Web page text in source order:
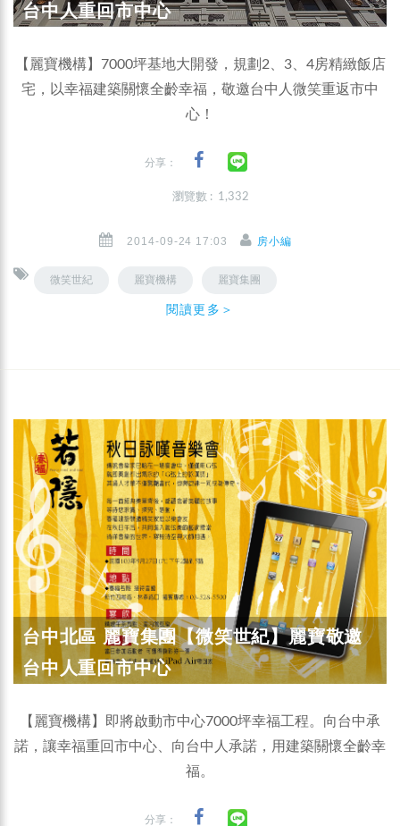
台中人重回市中心
【麗寶機構】7000坪基地大開發，規劃2、3、4房精緻飯店
宅，以幸福建築關懷全齡幸福，敬邀台中人微笑重返市中
心！
分享：
瀏覽數 : 1,332
2014-09-24 17:03 房小編
微笑世紀 麗寶機構 麗寶集團
閱讀更多＞
台中北區 麗寶集團【微笑世紀】麗寶敬邀
台中人重回市中心
【麗寶機構】即將啟動市中心7000坪幸福工程。向台中承
諾，讓幸福重回市中心、向台中人承諾，用建築關懷全齡幸
福。
分享：